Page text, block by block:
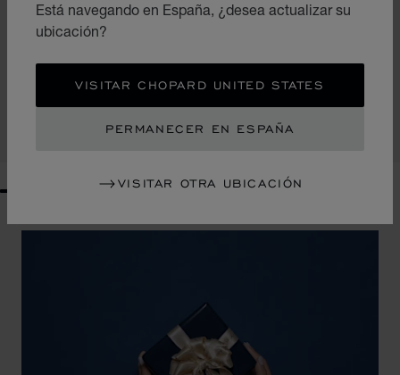
Está navegando en España, ¿desea actualizar su
ubicación?
VISITAR CHOPARD UNITED STATES
PERMANECER EN ESPAÑA
VISITAR OTRA UBICACIÓN
BOLSO TOTE MINI HAPPY HEARTS
RAFIA CON PIEL NEGRA
€ 730
COMPRAR